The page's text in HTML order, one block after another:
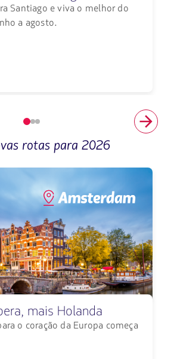
Santiago e viva o melhor do
a agosto.
Elemento
1
3
rotas para 2026
mais Holanda
o coração da Europa começa